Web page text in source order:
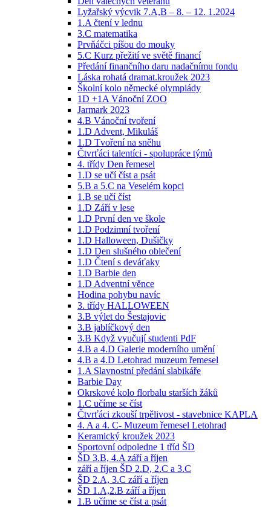
Lyžařský výcvik 7.A,B – 8. – 12. 1.2024
1.A čtení v lednu
3.C matematika
Prvňáčci píšou do mouky
5.C Kurz přežití ve světě financí
Předání finančního daru nadačnímu fondu
Láska rohatá dramat.kroužek 2023
Školní kolo německé olympiády
1D +1A Vánoční ZOO
Jarmark 2023
4.B Vánoční tvoření
1.D Advent, Mikuláš
1.D Tvoření na sněhu
Čtvrťáci talentíci - spolupráce týmů
4. třídy Den řemesel
1.D se učí číst a psát
5.B a 5.C na Veselém kopci
1.B se učí číst
1.D Září v lese
1.D První den ve škole
1.D Podzimní tvoření
1.D Halloween, Dušičky
1.D Den slušného oblečení
1.D Čtení s deváťaky
1.D Barbie den
1.D Adventní věnce
Hodina pohybu navíc
3. třídy HALLOWEEN
3.B výlet do Šestajovic
3.B jablíčkový den
3.B Když vyučují studenti PdF
4.B a 4.D Galerie moderního umění
4.B a 4.D Letohrad muzeum řemesel
1.A Slavnostní předání slabikáře
Barbie Day
Okrskové kolo florbalu starších žáků
1.C učíme se číst
Čtvrťáci zkouší trpělivost - stavebnice KAPLA
4. A a 4. C- Muzeum řemesel Letohrad
Keramický kroužek 2023
Sportovní odpoledne 1 tříd ŠD
ŠD 3.B, 4.A září a říjen
září a říjen ŠD 2.D, 2.C a 3.C
ŠD 2.A, 3.C září a říjen
ŠD 1.A,2.B září a říjen
1.B učíme se číst a psát